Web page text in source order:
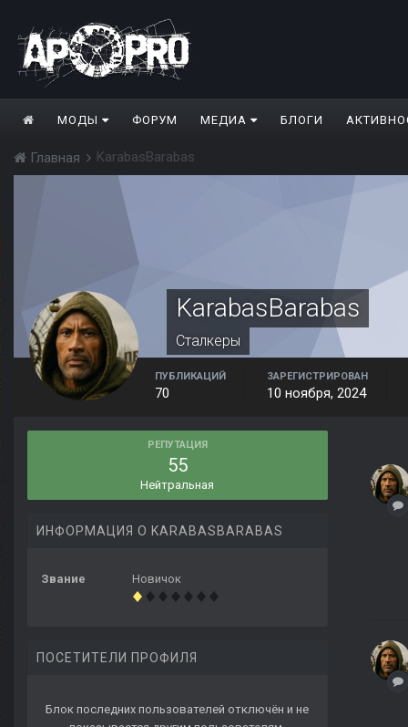
МОДЫ ФОРУМ МЕДИА БЛОГИ
Главная KarabasBarabas
KarabasBarabas
Сталкеры
ПУБЛИКАЦИЙ
70
ЗАРЕГИСТРИРОВАН
10 ноября, 2024
РЕПУТАЦИЯ
55
Нейтральная
ИНФОРМАЦИЯ О KARABASBARABAS
Звание Новичок
ПОСЕТИТЕЛИ ПРОФИЛЯ
Блок последних пользователей отключён и не